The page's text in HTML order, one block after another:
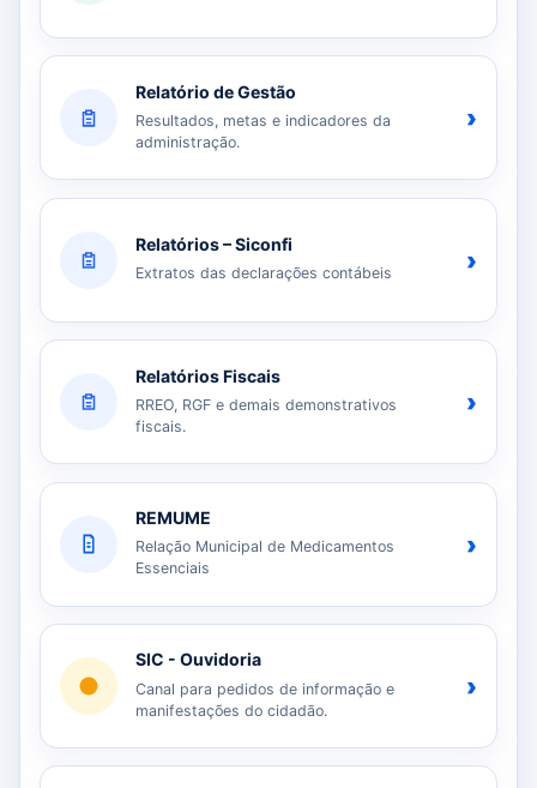
Relatório de Gestão
Resultados, metas e indicadores da
administração.
›
Relatórios – Siconfi
Extratos das declarações contábeis ›
Relatórios Fiscais
RREO, RGF e demais demonstrativos
fiscais.
›
REMUME
Relação Municipal de Medicamentos
Essenciais
›
SIC - Ouvidoria
Canal para pedidos de informação e
manifestações do cidadão.
›